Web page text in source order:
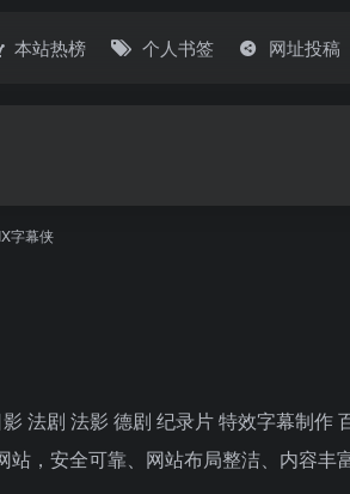
本站热榜 个人书签 网址投稿
字幕侠
法剧 法影 德剧 纪录片 特效字幕制作
，安全可靠、网站布局整洁、内容丰